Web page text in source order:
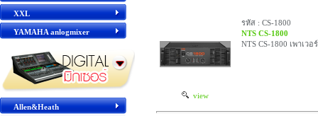
XXL
YAMAHA anlogmixer
Allen&Heath
view
รหัส : CS-1800
NTS CS-1800
NTS CS-1800 เพาเว